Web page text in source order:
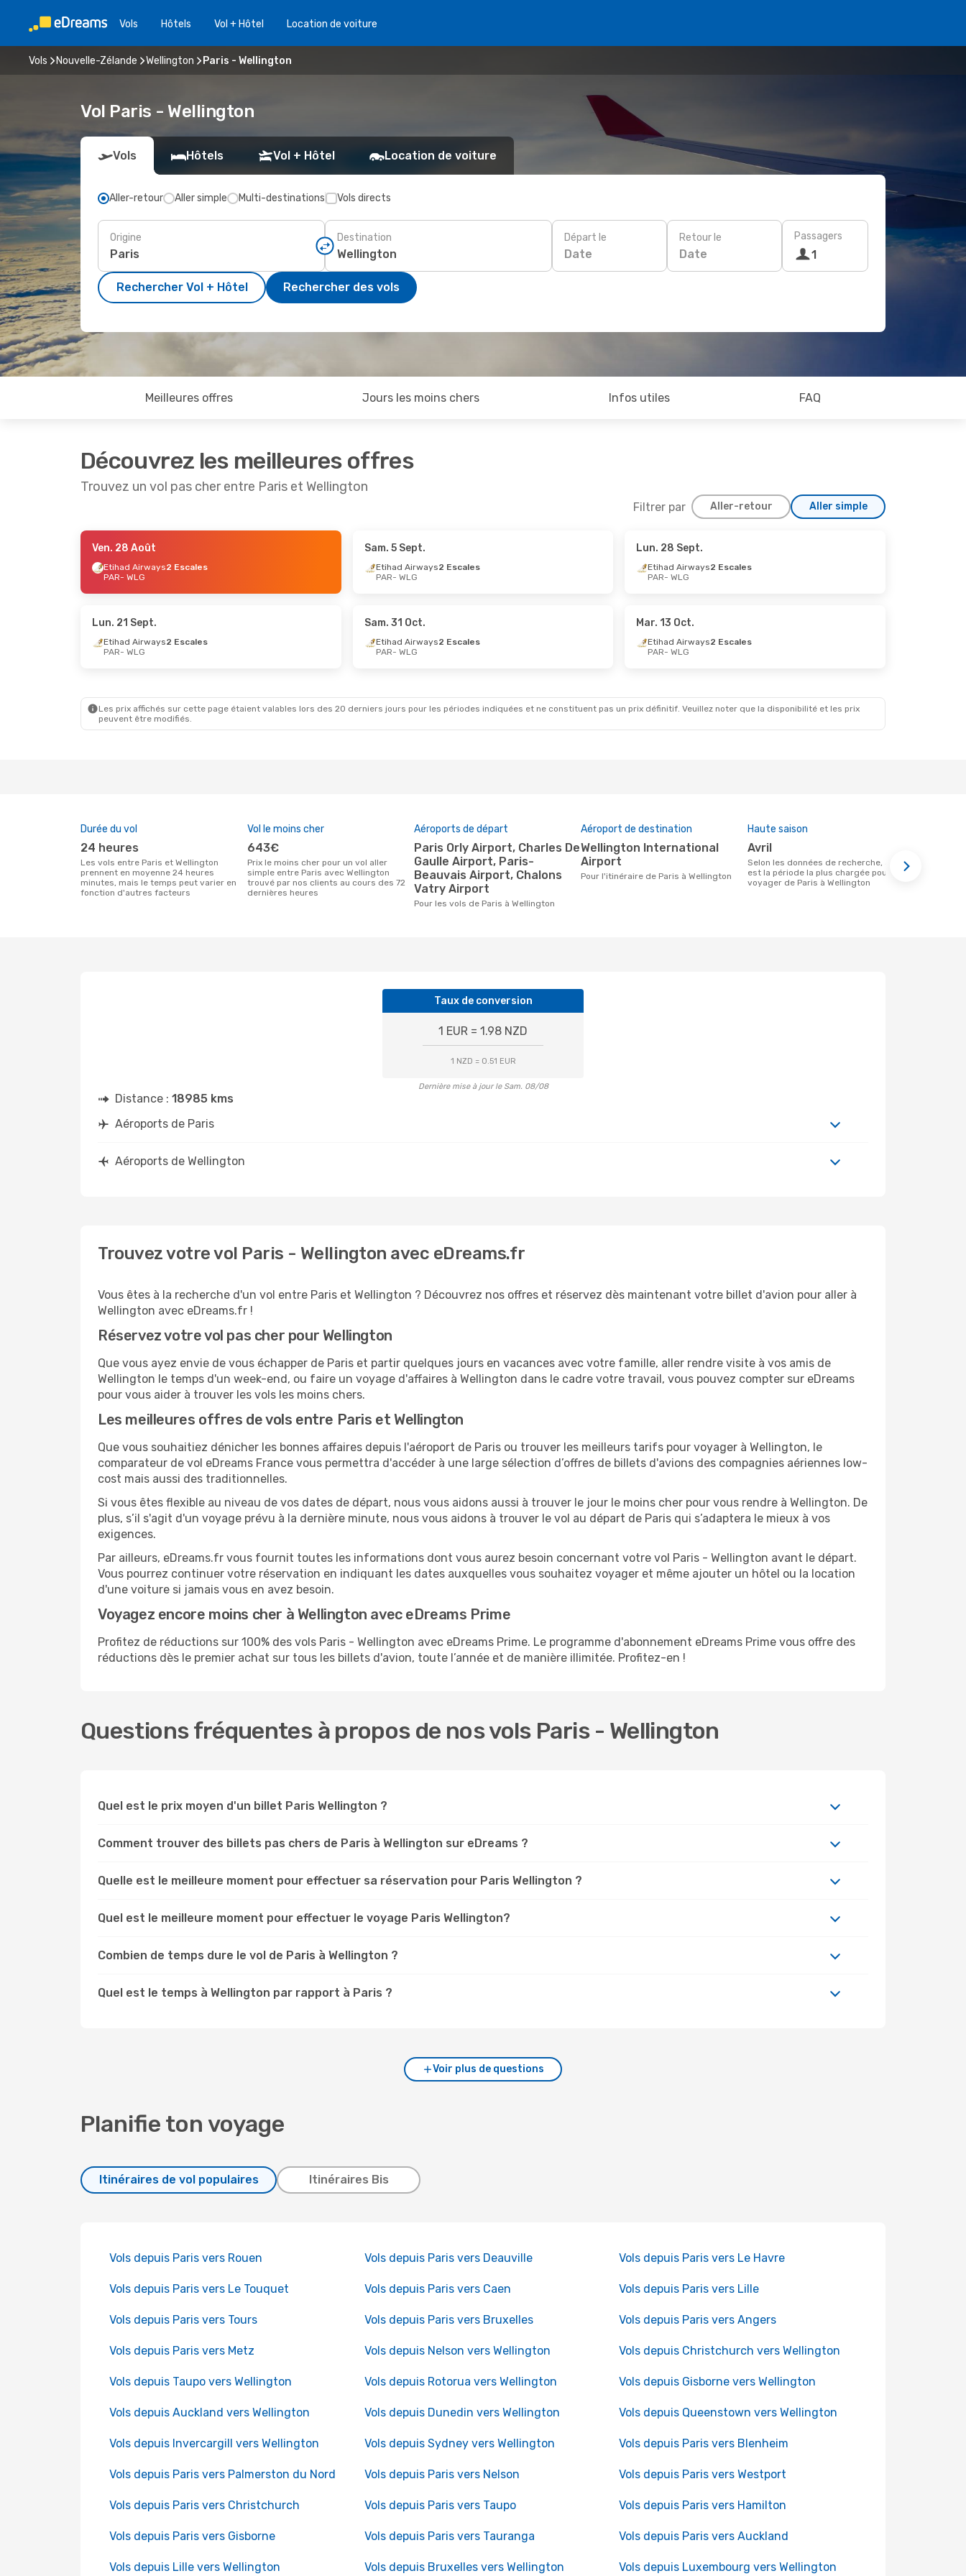
Vols Hôtels Vol + Hôtel Location de voiture
Vols Nouvelle-Zélande Wellington Paris - Wellington
Vol Paris - Wellington
Vols Hôtels Vol + Hôtel Location de voiture
Aller-retour Aller simple Multi-destinations Vols directs
Origine Destination Départ le
Date
Retour le
Date
Passagers
1
Rechercher Vol + Hôtel Rechercher des vols
Meilleures offres Jours les moins chers Infos utiles FAQ
Découvrez les meilleures offres
Trouvez un vol pas cher entre Paris et Wellington
Filtrer par Aller-retour Aller simple
- Lun. 14 Sept.
2 Escales
2 Escales
2 Escales
- Mer. 23 Sept. - Lun. 19 Oct.
WLG
- PAR
Ven. 28 Août
Etihad Airways2 Escales
PAR- WLG
Sam. 5 Sept.
Etihad Airways2 Escales
PAR- WLG
Lun. 28 Sept.
Etihad Airways2 Escales
PAR- WLG
Lun. 21 Sept.
Etihad Airways2 Escales
PAR- WLG
Sam. 31 Oct.
Etihad Airways2 Escales
PAR- WLG
Mar. 13 Oct.
Etihad Airways2 Escales
PAR- WLG
Les prix affichés sur cette page étaient valables lors des 20 derniers jours pour les périodes indiquées et ne constituent pas un prix définitif. Veuillez noter que la disponibilité et les prix
peuvent être modifiés.
Durée du vol
24 heures
Les vols entre Paris et Wellington
prennent en moyenne 24 heures
minutes, mais le temps peut varier en
fonction d'autres facteurs
Vol le moins cher
643€
Prix le moins cher pour un vol aller
simple entre Paris avec Wellington
trouvé par nos clients au cours des 72
dernières heures
Aéroports de départ
Paris Orly Airport, Charles De
Gaulle Airport, Paris-
Beauvais Airport, Chalons
Vatry Airport
Pour les vols de Paris à Wellington
Aéroport de destination
Wellington International
Airport
Pour l'itinéraire de Paris à Wellington
Haute saison
avril
Selon les données de recherche, avril
est la période la plus chargée pour
voyager de Paris à Wellington
Taux de conversion
1 EUR = 1.98 NZD
1 NZD = 0.51 EUR
Dernière mise à jour le Sam. 08/08
Distance : 18985 kms
Aéroports de Paris
Aéroports de Wellington
Trouvez votre vol Paris - Wellington avec eDreams.fr
Vous êtes à la recherche d'un vol entre Paris et Wellington ? Découvrez nos offres et réservez dès maintenant votre billet d'avion pour aller à
Wellington avec eDreams.fr !
Réservez votre vol pas cher pour Wellington
Que vous ayez envie de vous échapper de Paris et partir quelques jours en vacances avec votre famille, aller rendre visite à vos amis de
Wellington le temps d'un week-end, ou faire un voyage d'affaires à Wellington dans le cadre votre travail, vous pouvez compter sur eDreams
pour vous aider à trouver les vols les moins chers.
Les meilleures offres de vols entre Paris et Wellington
Que vous souhaitiez dénicher les bonnes affaires depuis l'aéroport de Paris ou trouver les meilleurs tarifs pour voyager à Wellington, le
comparateur de vol eDreams France vous permettra d'accéder à une large sélection d’offres de billets d'avions des compagnies aériennes low-
cost mais aussi des traditionnelles.
Si vous êtes flexible au niveau de vos dates de départ, nous vous aidons aussi à trouver le jour le moins cher pour vous rendre à Wellington. De
plus, s’il s'agit d'un voyage prévu à la dernière minute, nous vous aidons à trouver le vol au départ de Paris qui s’adaptera le mieux à vos
exigences.
Par ailleurs, eDreams.fr vous fournit toutes les informations dont vous aurez besoin concernant votre vol Paris - Wellington avant le départ.
Vous pourrez continuer votre réservation en indiquant les dates auxquelles vous souhaitez voyager et même ajouter un hôtel ou la location
d'une voiture si jamais vous en avez besoin.
Voyagez encore moins cher à Wellington avec eDreams Prime
Profitez de réductions sur 100% des vols Paris - Wellington avec eDreams Prime. Le programme d'abonnement eDreams Prime vous offre des
réductions dès le premier achat sur tous les billets d'avion, toute l’année et de manière illimitée. Profitez-en !
Questions fréquentes à propos de nos vols Paris - Wellington
Quel est le prix moyen d'un billet Paris Wellington ?
Comment trouver des billets pas chers de Paris à Wellington sur eDreams ?
Quelle est le meilleure moment pour effectuer sa réservation pour Paris Wellington ?
Quel est le meilleure moment pour effectuer le voyage Paris Wellington?
Combien de temps dure le vol de Paris à Wellington ?
Quel est le temps à Wellington par rapport à Paris ?
Voir plus de questions
Planifie ton voyage
Itinéraires de vol populaires Itinéraires Bis
Vols depuis Paris vers Rouen Vols depuis Paris vers Deauville Vols depuis Paris vers Le Havre
Vols depuis Paris vers Le Touquet Vols depuis Paris vers Caen Vols depuis Paris vers Lille
Vols depuis Paris vers Tours Vols depuis Paris vers Bruxelles Vols depuis Paris vers Angers
Vols depuis Paris vers Metz Vols depuis Nelson vers Wellington Vols depuis Christchurch vers Wellington
Vols depuis Taupo vers Wellington Vols depuis Rotorua vers Wellington Vols depuis Gisborne vers Wellington
Vols depuis Auckland vers Wellington Vols depuis Dunedin vers Wellington Vols depuis Queenstown vers Wellington
Vols depuis Invercargill vers Wellington Vols depuis Sydney vers Wellington Vols depuis Paris vers Blenheim
Vols depuis Paris vers Palmerston du Nord Vols depuis Paris vers Nelson Vols depuis Paris vers Westport
Vols depuis Paris vers Christchurch Vols depuis Paris vers Taupo Vols depuis Paris vers Hamilton
Vols depuis Paris vers Gisborne Vols depuis Paris vers Tauranga Vols depuis Paris vers Auckland
Vols depuis Lille vers Wellington Vols depuis Bruxelles vers Wellington Vols depuis Luxembourg vers Wellington